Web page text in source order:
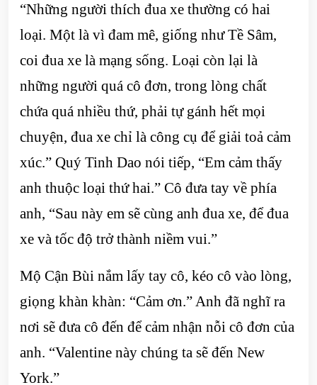
“Những người thích đua xe thường có hai
loại. Một là vì đam mê, giống như Tề Sâm,
coi đua xe là mạng sống. Loại còn lại là
những người quá cô đơn, trong lòng chất
chứa quá nhiều thứ, phải tự gánh hết mọi
chuyện, đua xe chỉ là công cụ để giải toả cảm
xúc.” Quý Tinh Dao nói tiếp, “Em cảm thấy
anh thuộc loại thứ hai.” Cô đưa tay về phía
anh, “Sau này em sẽ cùng anh đua xe, để đua
xe và tốc độ trở thành niềm vui.”
Mộ Cận Bùi nắm lấy tay cô, kéo cô vào lòng,
giọng khàn khàn: “Cảm ơn.” Anh đã nghĩ ra
nơi sẽ đưa cô đến để cảm nhận nỗi cô đơn của
anh. “Valentine này chúng ta sẽ đến New
York.”